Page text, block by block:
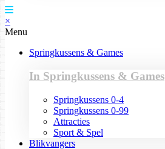
×
Menu
Springkussens & Games
In Springkussens & Games
Springkussens 0-4
Springkussens 0-99
Attracties
Sport & Spel
Blikvangers